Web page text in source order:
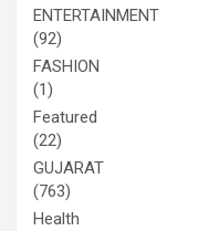
ENTERTAINMENT
(92)
FASHION
(1)
Featured
(22)
GUJARAT
(763)
Health